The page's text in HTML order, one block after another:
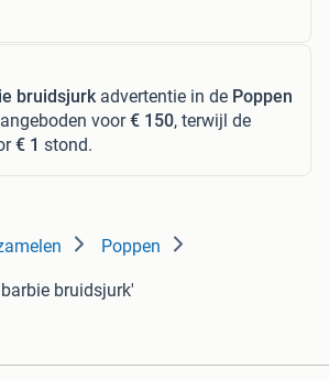
bruidsjurkadvertentie in de Poppen
voor€ 150, terwijl de
€ 1 stond.
Poppen
bruidsjurk'